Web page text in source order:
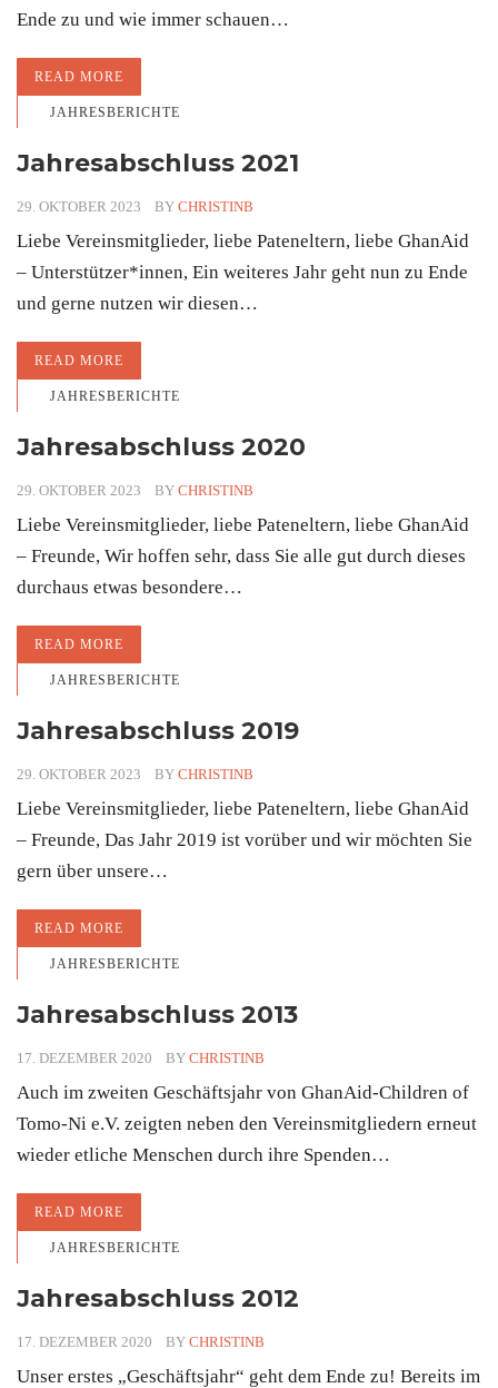
Ende zu und wie immer schauen…
READ MORE
JAHRESBERICHTE
Jahresabschluss 2021
29. OKTOBER 2023 BY CHRISTINB
Liebe Vereinsmitglieder, liebe Pateneltern, liebe GhanAid
– Unterstützer*innen, Ein weiteres Jahr geht nun zu Ende
und gerne nutzen wir diesen…
READ MORE
JAHRESBERICHTE
Jahresabschluss 2020
29. OKTOBER 2023 BY CHRISTINB
Liebe Vereinsmitglieder, liebe Pateneltern, liebe GhanAid
– Freunde, Wir hoffen sehr, dass Sie alle gut durch dieses
durchaus etwas besondere…
READ MORE
JAHRESBERICHTE
Jahresabschluss 2019
29. OKTOBER 2023 BY CHRISTINB
Liebe Vereinsmitglieder, liebe Pateneltern, liebe GhanAid
– Freunde, Das Jahr 2019 ist vorüber und wir möchten Sie
gern über unsere…
READ MORE
JAHRESBERICHTE
Jahresabschluss 2013
17. DEZEMBER 2020 BY CHRISTINB
Auch im zweiten Geschäftsjahr von GhanAid-Children of
Tomo-Ni e.V. zeigten neben den Vereinsmitgliedern erneut
wieder etliche Menschen durch ihre Spenden…
READ MORE
JAHRESBERICHTE
Jahresabschluss 2012
17. DEZEMBER 2020 BY CHRISTINB
Unser erstes „Geschäftsjahr“ geht dem Ende zu! Bereits im